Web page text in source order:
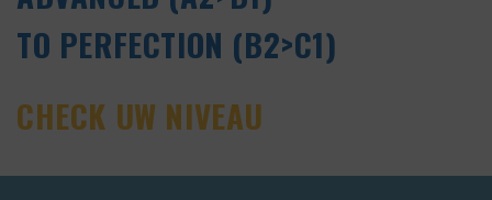
TO PERFECTION (B2>C1)
CHECK UW NIVEAU